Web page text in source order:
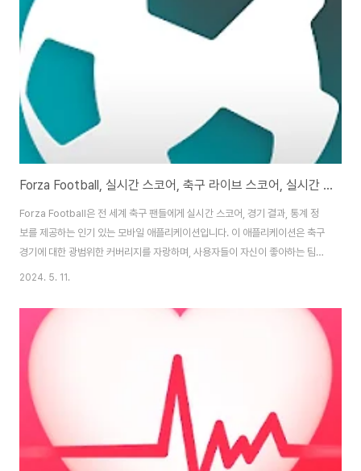
기능과 장점, 그리고 사용자에게 제공되는 혜택에 대해 자세히 살펴보겠습니
다.주요 기능비상금 대출 상품 비교비상금대출 알리미 어플의 핵심 기능 중 하
나는 다양한 금융 기관의 대출 상품을 ..
Forza Football, 실시간 스코어, 축구 라이브 스코어, 실시간 점수, 가장 빠른 푸시 알림, 비디오 하이라이트, 프리미어 리그, 세리에 A, 라리가, 분데스리가, FIFA 월드컵, 1,450개 이상의 경기를 실시간으로
Forza Football은 전 세계 축구 팬들에게 실시간 스코어, 경기 결과, 통계 정
보를 제공하는 인기 있는 모바일 애플리케이션입니다. 이 애플리케이션은 축구
경기에 대한 광범위한 커버리지를 자랑하며, 사용자들이 자신이 좋아하는 팀과
리그를 쉽게 따라갈 수 있도록 도와줍니다. Forza Football은 사용자 경험을
팬들에게 최상의 서비스를 제공합니다. 주요 기능 실시간 스코어 업데이트:
Forza Football은 전 세계의 축구 경기들을 실시간으로 추적하며, 스코어 업
데이트를 빠르게 제공한다. 이를 통해 사용자들은 언제 어디서나 최신 경기 결
과를 확인할 수 있습니다. 경기 알림 설정: 사용자는 자신이 관심 있는 팀이나
리그..
2024. 5. 11.